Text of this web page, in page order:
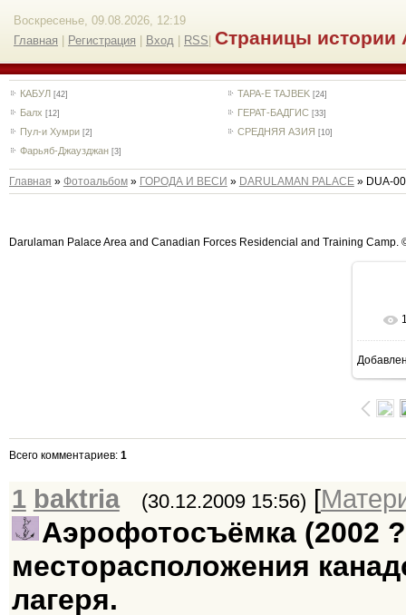
Воскресенье, 09.08.2026, 12:19
Главная
Регистрация Вход RSS Страницы истории
КАБУЛ [42] TAPA-E TAJBEK [24]
Балх [12] ГЕРАТ-БАДГИС [33]
Пул-и Хумри [2] СРЕДНЯЯ АЗИЯ [10]
Фарьяб-Джаузджан [3]
Главная » Фотоальбом» ГОРОДА И ВЕСИ » DARULAMAN PALACE» DUA-
Darulaman Palace Area and Canadian Forces Residencial and Training Camp.
Всего комментариев: 1
1 baktria (30.12.2009 15:56) [
Аэрофотосъёмка (2002
месторасположения
лагеря.